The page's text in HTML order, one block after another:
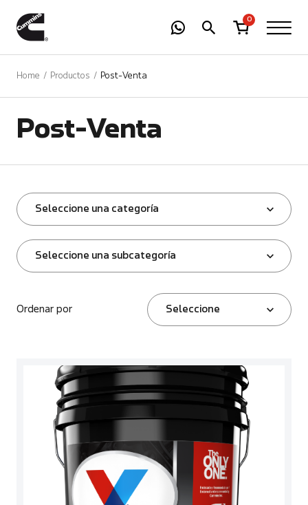
0
Home Productos Post-Venta
Post-Venta
Seleccione una categoría
Seleccione una subcategoría
Ordenar por Seleccione